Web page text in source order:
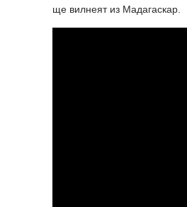
ще вилнеят из Мадагаскар.